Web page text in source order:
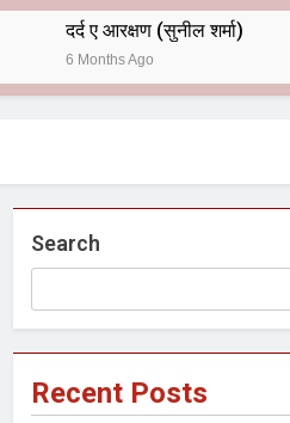
दर्द ए आरक्षण (सुनील शर्मा)
6 Months Ago
Search
Recent Posts